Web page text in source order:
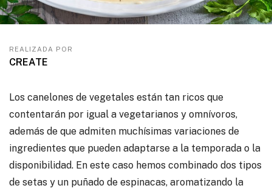
REALIZADA POR
CREATE
Los canelones de vegetales están tan ricos que
contentarán por igual a vegetarianos y omnívoros,
además de que admiten muchísimas variaciones de
ingredientes que pueden adaptarse a la temporada o la
disponibilidad. En este caso hemos combinado dos tipos
de setas y un puñado de espinacas, aromatizando la